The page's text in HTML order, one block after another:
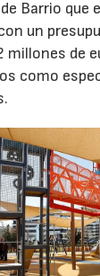
Barrio que
un
millones de
como